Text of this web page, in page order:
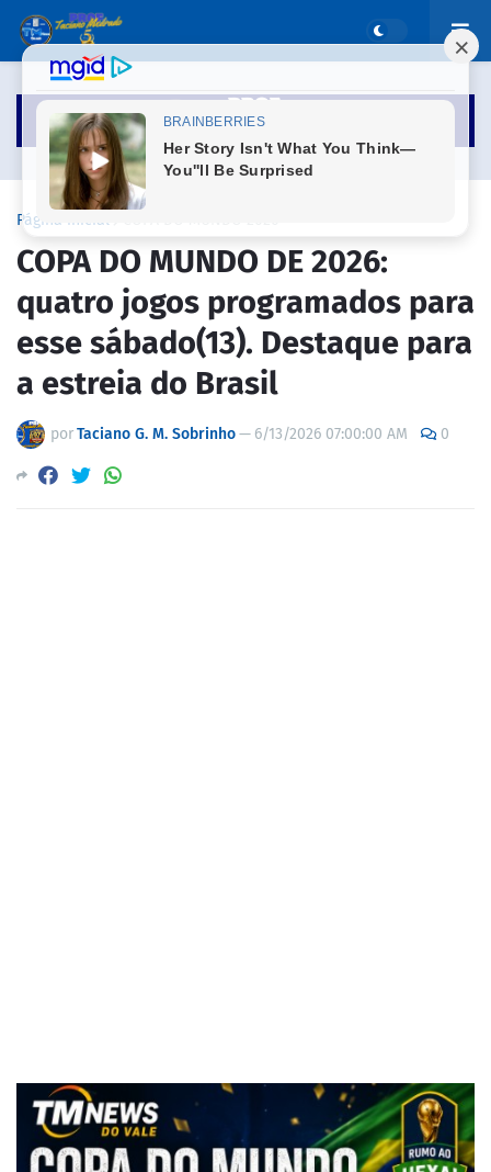
Página inicial
COPA DO MUNDO DE 2026:
quatro jogos programados para
esse sábado(13). Destaque para
a estreia do Brasil
porTaciano G. M. Sobrinho— 6/13/2026 07:00:00 AM 0